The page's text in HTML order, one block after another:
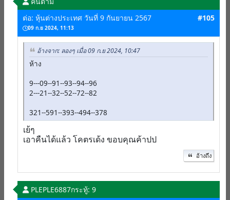
ต่อ: หุ้นต่างประเทศ วันที่ 9 กันยายน 2567
09 ก.ย 2024, 11:13
#105
อ้างจาก: ลองๆ เมื่อ 09 ก.ย 2024, 10:47
ห้าง
9---09--91--93--94--96
2---21--32--52--72--82
321--591--393--494--378
เย้ๆ
เอาคืนได้แล้ว โคตรเด้ง ขอบคุณค้าปป
อ้างถึง
PLEPLE6887กระทู้: 9